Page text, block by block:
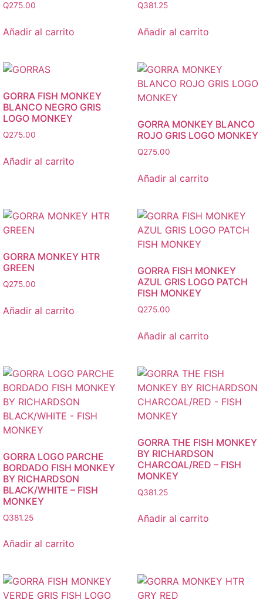
Q275.00
Añadir al carrito
Q381.25
Añadir al carrito
GORRA FISH MONKEY
BLANCO NEGRO GRIS
LOGO MONKEY
Q275.00
Añadir al carrito
GORRA MONKEY BLANCO
ROJO GRIS LOGO MONKEY
Q275.00
Añadir al carrito
GORRA MONKEY HTR
GREEN
Q275.00
Añadir al carrito
GORRA FISH MONKEY
AZUL GRIS LOGO PATCH
FISH MONKEY
Q275.00
Añadir al carrito
GORRA LOGO PARCHE
BORDADO FISH MONKEY
BY RICHARDSON
BLACK/WHITE – FISH
MONKEY
Q381.25
Añadir al carrito
GORRA THE FISH MONKEY
BY RICHARDSON
CHARCOAL/RED – FISH
MONKEY
Q381.25
Añadir al carrito